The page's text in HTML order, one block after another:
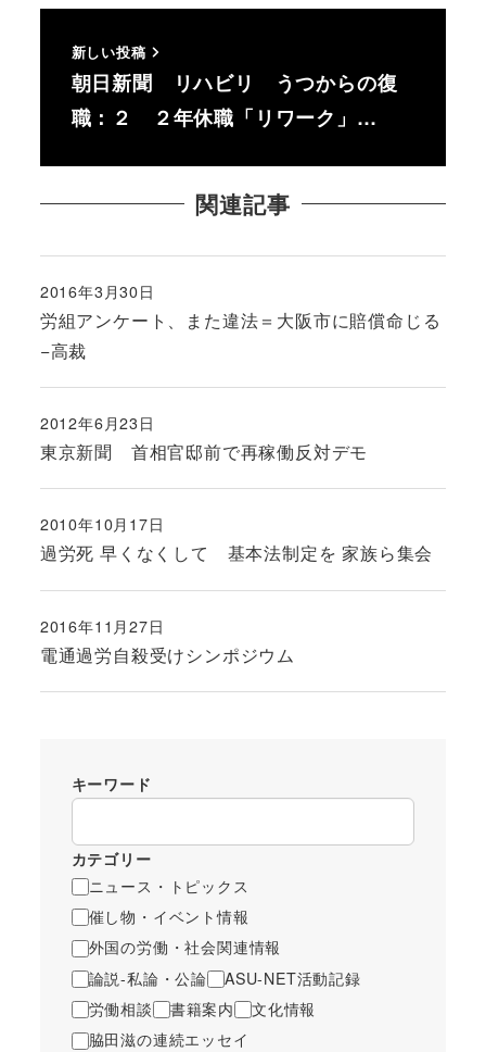
新しい投稿
朝日新聞 リハビリ うつからの復
職：２ ２年休職「リワーク」…
関連記事
労組アンケート、また違法＝大阪市に賠償命じる
−高裁
投稿日
2016年3月30日
東京新聞 首相官邸前で再稼働反対デモ
投稿日
2012年6月23日
過労死 早くなくして 基本法制定を 家族ら集会
投稿日
2010年10月17日
電通過労自殺受けシンポジウム
投稿日
2016年11月27日
キーワード
カテゴリー
ニュース・トピックス
催し物・イベント情報
外国の労働・社会関連情報
論説-私論・公論
ASU-NET活動記録
労働相談
書籍案内
文化情報
脇田滋の連続エッセイ